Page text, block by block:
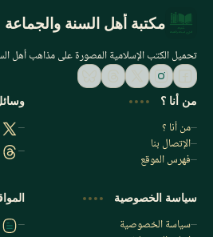
اشترك الآن
اشترك في قناتنا على تليجرام
مكتبة أهل السنة والجماعة
تحميل الكتب الإسلامية المصورة على مذاهب أهل
من أنا ؟
من أنا ؟
الإتصال بنا
فهرس الموقع
سياسة الخصوصية
سياسة الخصوصية